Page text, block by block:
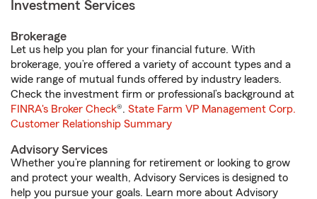
Investment Services
Brokerage
Let us help you plan for your financial future. With
brokerage, you’re offered a variety of account types and a
wide range of mutual funds offered by industry leaders.
Check the investment firm or professional’s background at
FINRA's Broker Check®. State Farm VP Management Corp.
Customer Relationship Summary
Advisory Services
Whether you’re planning for retirement or looking to grow
and protect your wealth, Advisory Services is designed to
help you pursue your goals. Learn more about Advisory